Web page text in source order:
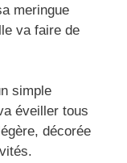
meringue
va faire de
simple
éveiller tous
décorée